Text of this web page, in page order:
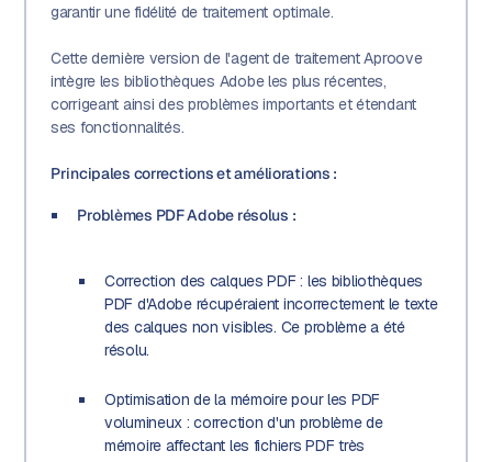
garantir une fidélité de traitement optimale.
Cette dernière version de l'agent de traitement Aproove
intègre les bibliothèques Adobe les plus récentes,
corrigeant ainsi des problèmes importants et étendant
ses fonctionnalités.
Principales corrections et améliorations :
Problèmes PDF Adobe résolus :
Correction des calques PDF : les bibliothèques
PDF d'Adobe récupéraient incorrectement le texte
des calques non visibles. Ce problème a été
résolu.
Optimisation de la mémoire pour les PDF
volumineux : correction d'un problème de
mémoire affectant les fichiers PDF très